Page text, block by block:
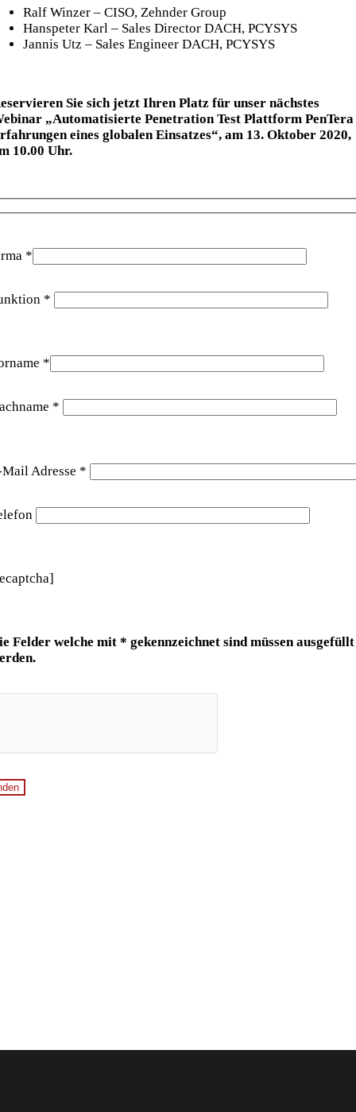
Ralf Winzer – CISO, Zehnder Group
Hanspeter Karl – Sales Director DACH, PCYSYS
Jannis Utz – Sales Engineer DACH, PCYSYS
Sie sich jetzt Ihren Platz für unser nächstes
„Automatisierte Penetration Test Plattform PenTera
eines globalen Einsatzes“, am 13. Oktober 2020,
10.00 Uhr.
*
*
*
*
Mail Adresse *
Felder welche mit * gekennzeichnet sind müssen ausgefüllt